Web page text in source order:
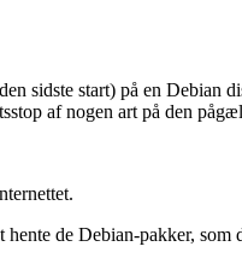
sidste start) på en
af nogen art på den
de Debian-pakker,